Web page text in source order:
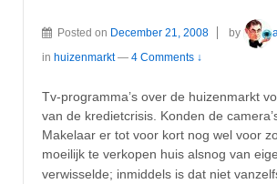
Posted on December 21, 2008 by
in huizenmarkt — 4 Comments ↓
Tv-programma’s over de huizenmarkt
van de kredietcrisis. Konden de
Makelaar er tot voor kort nog wel voor
moeilijk te verkopen huis alsnog van
verwisselde; inmiddels is dat niet